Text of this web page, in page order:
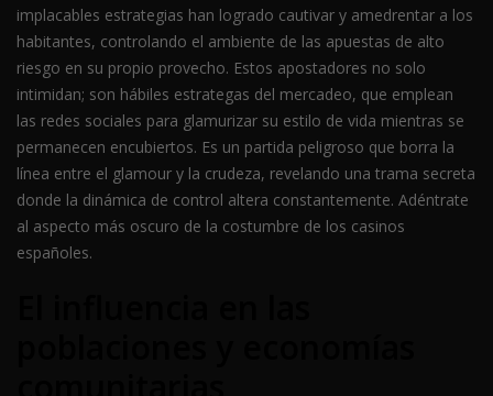
implacables estrategias han logrado cautivar y amedrentar a los
habitantes, controlando el ambiente de las apuestas de alto
riesgo en su propio provecho. Estos apostadores no solo
intimidan; son hábiles estrategas del mercadeo, que emplean
las redes sociales para glamurizar su estilo de vida mientras se
permanecen encubiertos. Es un partida peligroso que borra la
línea entre el glamour y la crudeza, revelando una trama secreta
donde la dinámica de control altera constantemente. Adéntrate
al aspecto más oscuro de la costumbre de los casinos
españoles.